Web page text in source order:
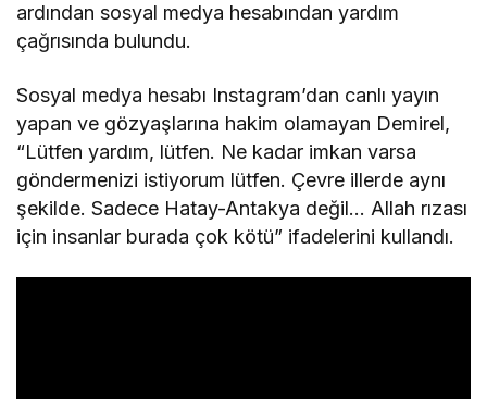
ardından sosyal medya hesabından yardım
çağrısında bulundu.
Sosyal medya hesabı Instagram’dan canlı yayın
yapan ve gözyaşlarına hakim olamayan Demirel,
“Lütfen yardım, lütfen. Ne kadar imkan varsa
göndermenizi istiyorum lütfen. Çevre illerde aynı
şekilde. Sadece Hatay-Antakya değil… Allah rızası
için insanlar burada çok kötü” ifadelerini kullandı.